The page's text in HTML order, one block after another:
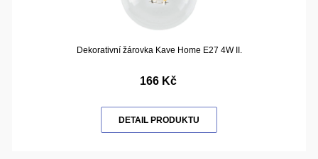
Dekorativní žárovka Kave Home E27 4W II.
166 Kč
DETAIL PRODUKTU